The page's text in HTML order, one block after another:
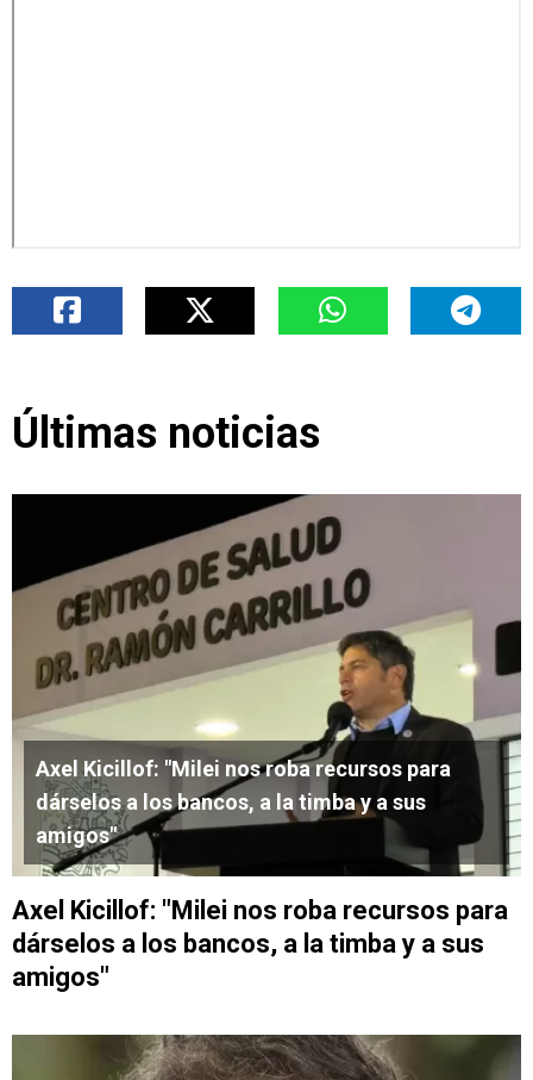
Últimas noticias
Axel Kicillof: "Milei nos roba recursos para
dárselos a los bancos, a la timba y a sus
amigos"
Axel Kicillof: "Milei nos roba recursos para
dárselos a los bancos, a la timba y a sus
amigos"